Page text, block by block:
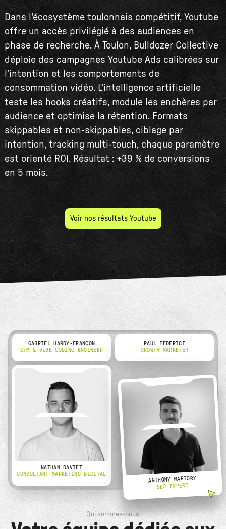
Dans l'écosystème toulonnais compétitif, Youtube
offre un accès privilégié à des audiences en
phase de recherche. À Toulon, Bulldozer Collective
déploie des campagnes Youtube Ads calibrées sur
l'intention et les comportements de
consommation vidéo. L'intelligence artificielle
teste les hooks créatifs, module les enchères par
audience et optimise la rétention. Formats
skippables et non-skippables, ciblage par
intention, tracking multi-touch, chaque paramètre
est orienté ROI. Résultat : +39 % de conversions
en 5 mois.
Voir nos résultats Youtube
GABRIEL HARDY-FRANÇON
GTM & VIBE CODING ENGINEER
PAUL FEDERICI
GROWTH MARKETER
NATHAN DAVIET
CONSULTANT MARKETING DIGITAL
ANTHONY MARTORY
SEO EXPERT
Qui sommes-nous